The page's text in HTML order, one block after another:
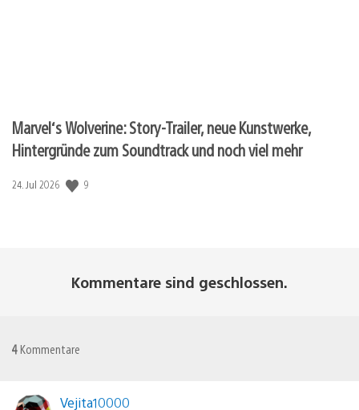
Marvel‘s Wolverine: Story-Trailer, neue Kunstwerke,
Hintergründe zum Soundtrack und noch viel mehr
Veröffentlichungsdatum:
24. Jul 2026 9
Kommentare sind geschlossen.
4 Kommentare
Vejita10000